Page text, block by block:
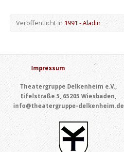
Veröffentlicht in1991 - Aladin
Impressum
Theatergruppe Delkenheim e.V.,
Eifelstraße 5, 65205 Wiesbaden,
info@theatergruppe-delkenheim.de